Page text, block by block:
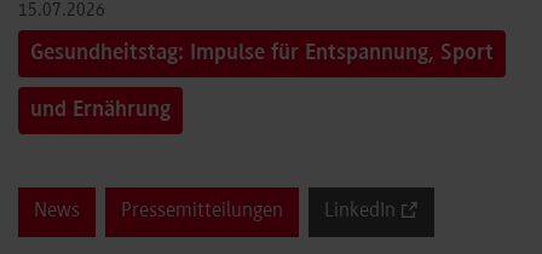
15.07.2026
Gesundheitstag: Impulse für Entspannung, Sport
und Ernährung
News Pressemitteilungen LinkedIn